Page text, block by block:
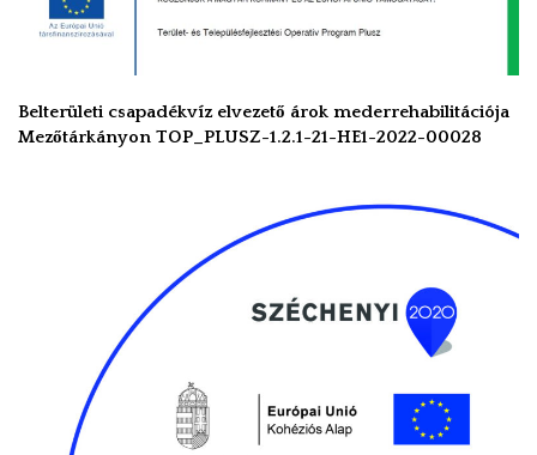
Belterületi csapadékvíz elvezető árok mederrehabilitációja
Mezőtárkányon TOP_PLUSZ-1.2.1-21-HE1-2022-00028